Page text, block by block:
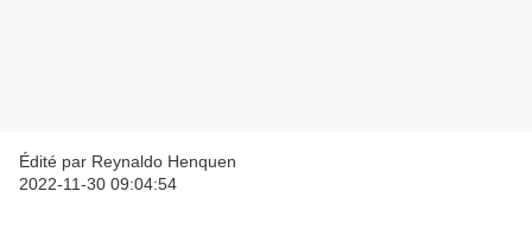
Édité par Reynaldo Henquen
2022-11-30 09:04:54